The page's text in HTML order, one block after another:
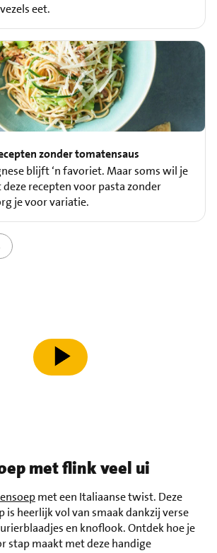
eet.
zonder tomatensaus
blijft ‘n favoriet. Maar soms wil je
recepten voor pasta zonder
je voor variatie.
speel video af
met flink veel ui
met een Italiaanse twist. Deze
is heerlijk vol van smaak dankzij verse
en knoflook. Ontdek hoe je
stap maakt met deze handige